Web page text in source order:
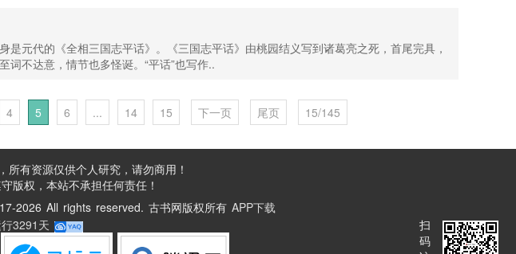
是元代的《全相三国志平话》。《三国志平话》由桃园结义写到诸葛亮之死，首尾完具，
词不达意，情节也多怪诞。“平话”也写作..
4 5 6 ... 14 15 下一页 尾页 15/145
有资源仅供个人研究，请勿商用！
版权，本站不承担任何责任！
2026 All rights reserved. 古书网版权所有 APP下载
3291天
扫
码